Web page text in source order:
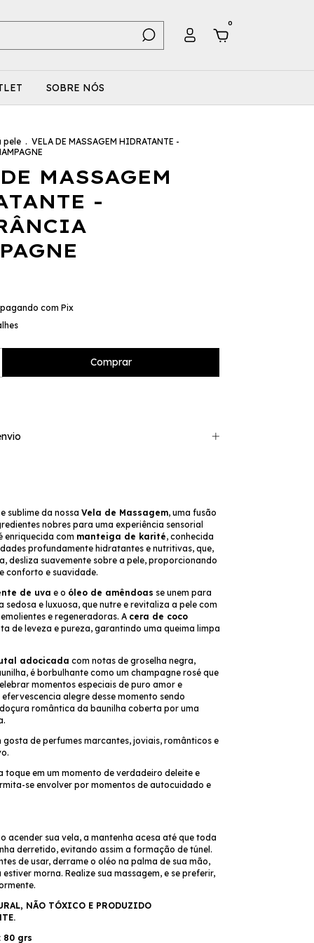
0
SOBRE NÓS
pele . VELA DE MASSAGEM HIDRATANTE -
MASSAGEM
-
com Pix
sublime da nossa Vela de Massagem, uma fusão
nobres para uma experiência sensorial
enriquecida com manteiga de karité, conhecida
profundamente hidratantes e nutritivas, que,
desliza suavemente sobre a pele, proporcionando
conforto e suavidade.
de uva e o óleo de amêndoas se unem para
sedosa e luxuosa, que nutre e revitaliza a pele com
e regeneradoras. A cera de coco
de leveza e pureza, garantindo uma queima limpa
adocicada com notas de groselha negra,
é borbulhante como um champagne rosé que
momentos especiais de puro amor e
alegre desse momento sendo
romântica da baunilha coberta por uma
de perfumes marcantes, joviais, românticos e
toque em um momento de verdadeiro deleite e
se envolver por momentos de autocuidado e
acender sua vela, a mantenha acesa até que toda
derretido, evitando assim a formação de túnel.
de usar, derrame o oléo na palma de sua mão,
estiver morna. Realize sua massagem, e se preferir,
NÃO TÓXICO E PRODUZIDO
80 grs